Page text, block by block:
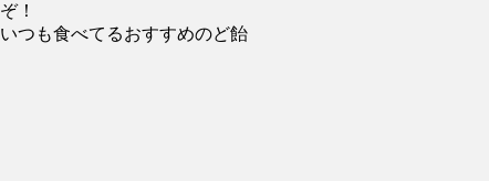
ぞ！
いつも食べてるおすすめのど飴